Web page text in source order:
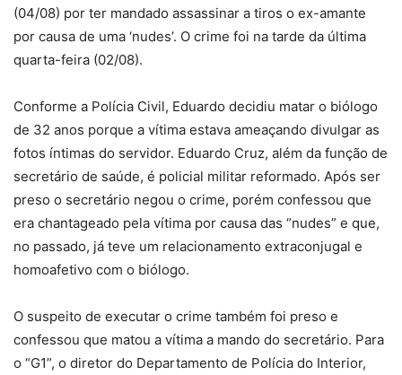
(04/08) por ter mandado assassinar a tiros o ex-amante
por causa de uma ‘nudes’. O crime foi na tarde da última
quarta-feira (02/08).
Conforme a Polícia Civil, Eduardo decidiu matar o biólogo
de 32 anos porque a vítima estava ameaçando divulgar as
fotos íntimas do servidor. Eduardo Cruz, além da função de
secretário de saúde, é policial militar reformado. Após ser
preso o secretário negou o crime, porém confessou que
era chantageado pela vítima por causa das “nudes” e que,
no passado, já teve um relacionamento extraconjugal e
homoafetivo com o biólogo.
O suspeito de executar o crime também foi preso e
confessou que matou a vítima a mando do secretário. Para
o “G1”, o diretor do Departamento de Polícia do Interior,